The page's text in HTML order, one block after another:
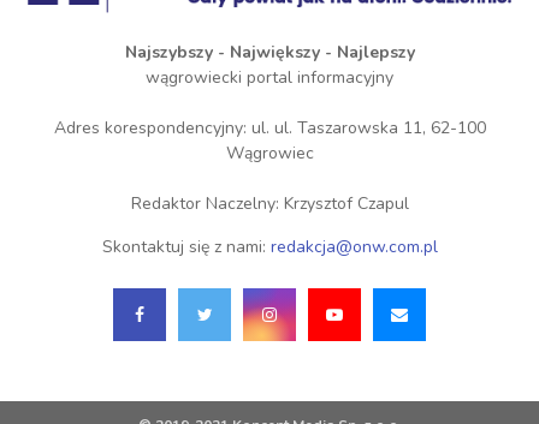
Najszybszy - Największy - Najlepszy
wągrowiecki portal informacyjny
Adres korespondencyjny: ul. ul. Taszarowska 11, 62-100
Wągrowiec
Redaktor Naczelny: Krzysztof Czapul
Skontaktuj się z nami: redakcja@onw.com.pl